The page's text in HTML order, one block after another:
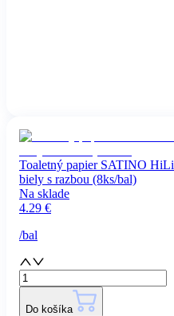
Toaletný papier SATINO
biely s razbou (8ks/bal)
Na sklade
4.29 €
/bal
Do košíka